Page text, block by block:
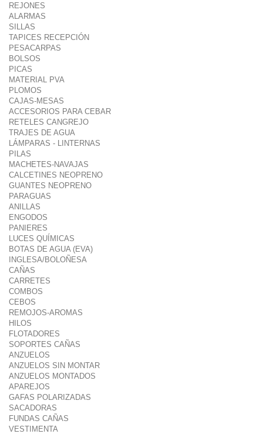
REJONES
ALARMAS
SILLAS
TAPICES RECEPCIÓN
PESACARPAS
BOLSOS
PICAS
MATERIAL PVA
PLOMOS
CAJAS-MESAS
ACCESORIOS PARA CEBAR
RETELES CANGREJO
TRAJES DE AGUA
LÁMPARAS - LINTERNAS
PILAS
MACHETES-NAVAJAS
CALCETINES NEOPRENO
GUANTES NEOPRENO
PARAGUAS
ANILLAS
ENGODOS
PANIERES
LUCES QUÍMICAS
BOTAS DE AGUA (EVA)
INGLESA/BOLOÑESA
CAÑAS
CARRETES
COMBOS
CEBOS
REMOJOS-AROMAS
HILOS
FLOTADORES
SOPORTES CAÑAS
ANZUELOS
ANZUELOS SIN MONTAR
ANZUELOS MONTADOS
APAREJOS
GAFAS POLARIZADAS
SACADORAS
FUNDAS CAÑAS
VESTIMENTA